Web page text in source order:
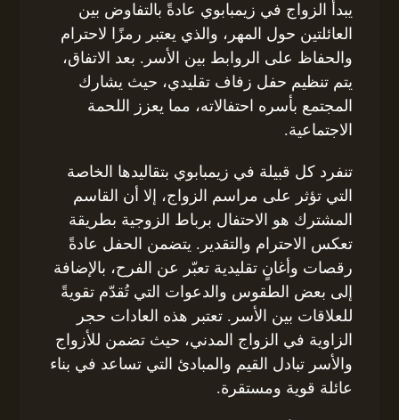
يبدأ الزواج في زيمبابوي عادةً بالتفاوض بين
العائلتين حول المهر، والذي يعتبر رمزًا لاحترام
والحفاظ على الروابط بين الأسر. بعد الاتفاق،
يتم تنظيم حفل زفاف تقليدي، حيث يشارك
المجتمع بأسره احتفالاته، مما يعزز اللحمة
الاجتماعية.
تنفرد كل قبيلة في زيمبابوي بتقاليدها الخاصة
التي تؤثر على مراسم الزواج، إلا أن القاسم
المشترك هو الاحتفال برباط الزوجية بطريقة
تعكس الاحترام والتقدير. يتضمن الحفل عادةً
رقصات وأغانٍ تقليدية تعبّر عن الفرح، بالإضافة
إلى بعض الطقوس والدعوات التي تُقدّم تقويةً
للعلاقات بين الأسر. تعتبر هذه العادات حجر
الزاوية في الزواج المدني، حيث تضمن للأزواج
والأسر تبادل القيم والمبادئ التي تساعد في بناء
عائلة قوية ومستقرة.